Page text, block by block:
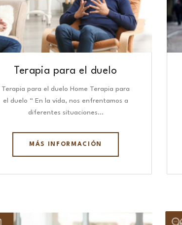
Terapia para el duelo
Terapia para el duelo Home Terapia para
el duelo “ En la vida, nos enfrentamos a
diferentes situaciones…
MÁS INFORMACIÓN